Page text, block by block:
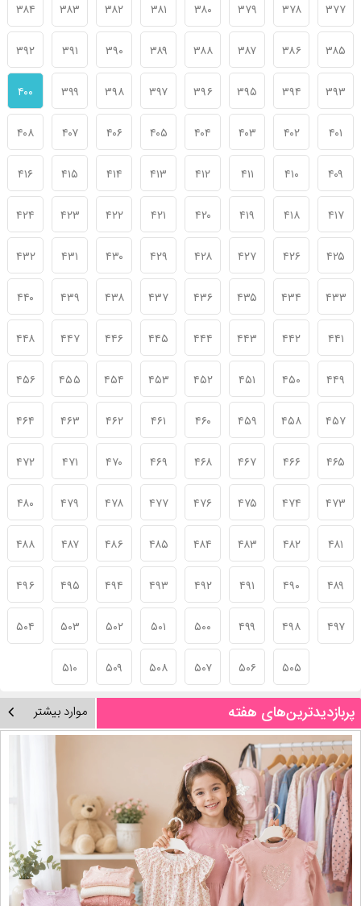
۳۷۷ ۳۷۸ ۳۷۹ ۳۸۰ ۳۸۱ ۳۸۲ ۳۸۳ ۳۸۴
۳۸۵ ۳۸۶ ۳۸۷ ۳۸۸ ۳۸۹ ۳۹۰ ۳۹۱ ۳۹۲
۳۹۳ ۳۹۴ ۳۹۵ ۳۹۶ ۳۹۷ ۳۹۸ ۳۹۹ ۴۰۰
۴۰۱ ۴۰۲ ۴۰۳ ۴۰۴ ۴۰۵ ۴۰۶ ۴۰۷ ۴۰۸
۴۰۹ ۴۱۰ ۴۱۱ ۴۱۲ ۴۱۳ ۴۱۴ ۴۱۵ ۴۱۶
۴۱۷ ۴۱۸ ۴۱۹ ۴۲۰ ۴۲۱ ۴۲۲ ۴۲۳ ۴۲۴
۴۲۵ ۴۲۶ ۴۲۷ ۴۲۸ ۴۲۹ ۴۳۰ ۴۳۱ ۴۳۲
۴۳۳ ۴۳۴ ۴۳۵ ۴۳۶ ۴۳۷ ۴۳۸ ۴۳۹ ۴۴۰
۴۴۱ ۴۴۲ ۴۴۳ ۴۴۴ ۴۴۵ ۴۴۶ ۴۴۷ ۴۴۸
۴۴۹ ۴۵۰ ۴۵۱ ۴۵۲ ۴۵۳ ۴۵۴ ۴۵۵ ۴۵۶
۴۵۷ ۴۵۸ ۴۵۹ ۴۶۰ ۴۶۱ ۴۶۲ ۴۶۳ ۴۶۴
۴۶۵ ۴۶۶ ۴۶۷ ۴۶۸ ۴۶۹ ۴۷۰ ۴۷۱ ۴۷۲
۴۷۳ ۴۷۴ ۴۷۵ ۴۷۶ ۴۷۷ ۴۷۸ ۴۷۹ ۴۸۰
۴۸۱ ۴۸۲ ۴۸۳ ۴۸۴ ۴۸۵ ۴۸۶ ۴۸۷ ۴۸۸
۴۸۹ ۴۹۰ ۴۹۱ ۴۹۲ ۴۹۳ ۴۹۴ ۴۹۵ ۴۹۶
۴۹۷ ۴۹۸ ۴۹۹ ۵۰۰ ۵۰۱ ۵۰۲ ۵۰۳ ۵۰۴
۵۰۵ ۵۰۶ ۵۰۷ ۵۰۸ ۵۰۹ ۵۱۰
پربازدیدترین‌های هفته موارد بیشتر